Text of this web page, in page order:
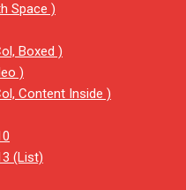
Space )
Boxed )
)
Content Inside )
(List)